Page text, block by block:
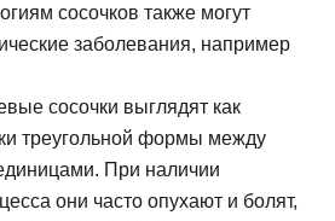
сосочков также могут
заболевания, например
сосочки выглядят как
треугольной формы между
При наличии
они часто опухают и болят,